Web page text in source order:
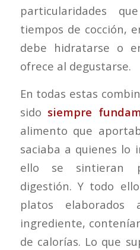
particularidades
tiempos de cocción,
debe hidratarse o
ofrece al degustarse.
En todas estas
sido siempre
alimento que
saciaba a quienes lo
ello se sintieran
digestión. Y todo
platos
ingrediente,
de calorías. Lo que